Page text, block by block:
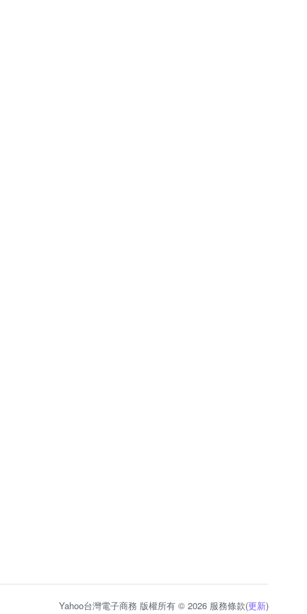
Yahoo台灣電子商務 版權所有 © 2026 服務條款(更新)